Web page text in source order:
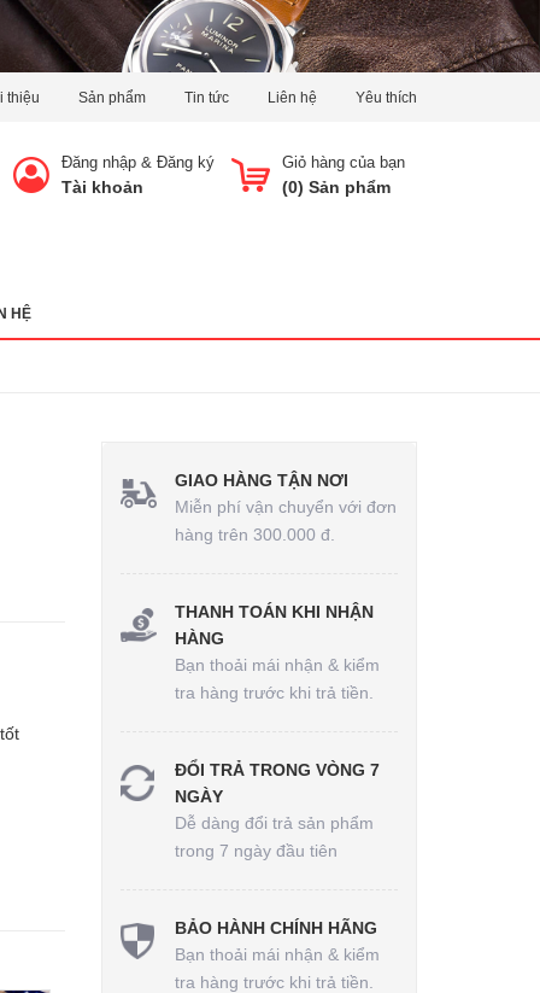
thiệu Sản phẩm Tin tức Liên hệ Yêu thích
Giỏ hàng của bạn
(0) Sản phẩm
Đăng nhập & Đăng ký
Tài khoản
HỆ
GIAO HÀNG TẬN NƠI
Miễn phí vận chuyển với đơn
hàng trên 300.000 đ.
THANH TOÁN KHI NHẬN
HÀNG
Bạn thoải mái nhận & kiểm
tra hàng trước khi trả tiền.
ĐỔI TRẢ TRONG VÒNG 7
NGÀY
Dễ dàng đổi trả sản phẩm
trong 7 ngày đầu tiên
BẢO HÀNH CHÍNH HÃNG
Bạn thoải mái nhận & kiểm
tra hàng trước khi trả tiền.